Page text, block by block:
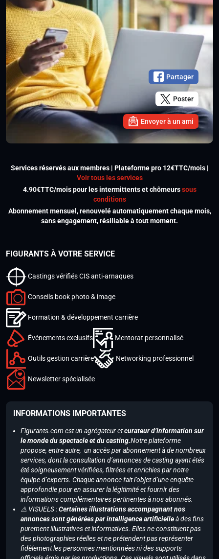
Partager
Poster
Envoyer à un ami
Services réservés aux membres | Plateforme pro 12€TTC/mois |
Voir tous les services
4.90€TTC/mois pour les intermittents et chômeurssous
conditions
Abonnement mensuel, renouvelé automatiquement chaque mois,
sans engagement, résiliable à tout moment.
FIGURANTS À VOTRE SERVICE
Castings vérifiés CIS anti-arnaques
Conseils book photo & image
Formation & développement carrière
Événements exclusifs Mentorat personnalisé
Outils gestion carrière Networking professionnel
Newsletter spécialisée
INFORMATIONS IMPORTANTES
Figurants.com est un agrégateur etcurateur d’information sur
le monde du spectacle et du casting.Notre plateforme
propose, entre autre, un accès par abonnement à de nombreux
services, dont la consultation d’annonces de casting ayant étés
été soigneusement vérifiées, filtrées et enrichies par notre
équipe d’experts. Chaque annonce fait l’objet d’une enquête
approfondie pour en assurer la légitimité et fournir des
informations complémentaires pertinentes à nos abonnés.
⚠️ VISUELS :Certaines illustrations accompagnant nos
annonces sont générées par intelligence artificielleà des fins
purement illustratives et informatives. Elles ne constituent pas
des photographies réelles et ne prétendent pas représenter
fidèlement les personnes mentionnées ni des supports